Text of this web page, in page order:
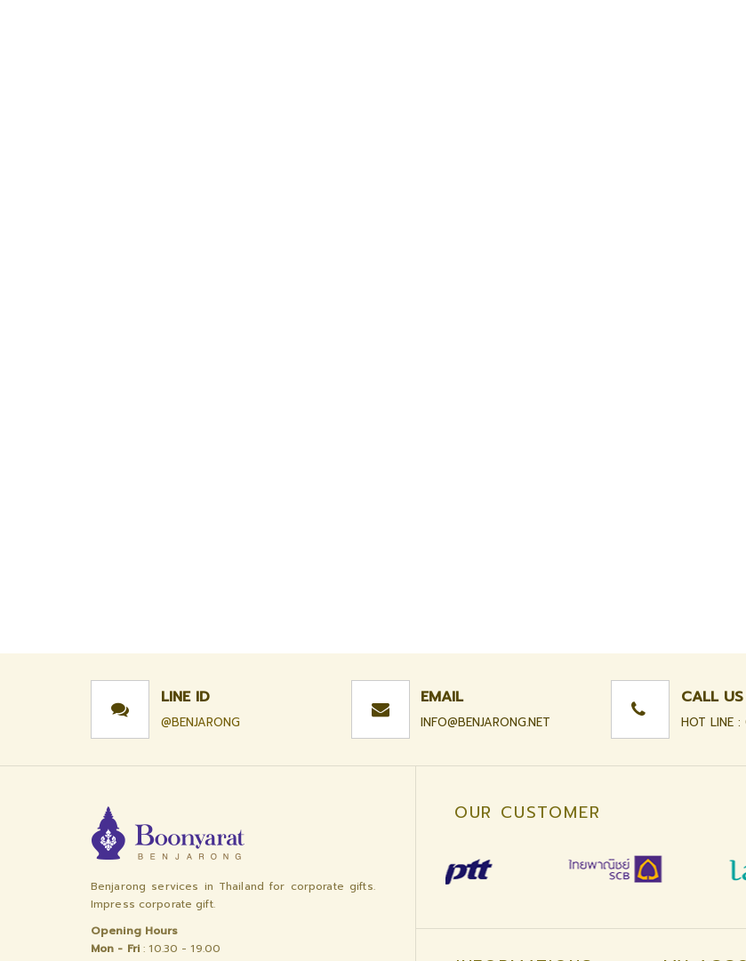
LINE ID
@BENJARONG
EMAIL
INFO@BENJARONG.NET
CALL US
HOT LINE
Benjarong services in Thailand for corporate gifts.
Impress corporate gift.
Opening Hours
Mon - Fri : 10.30 - 19.00
OUR CUSTOMER